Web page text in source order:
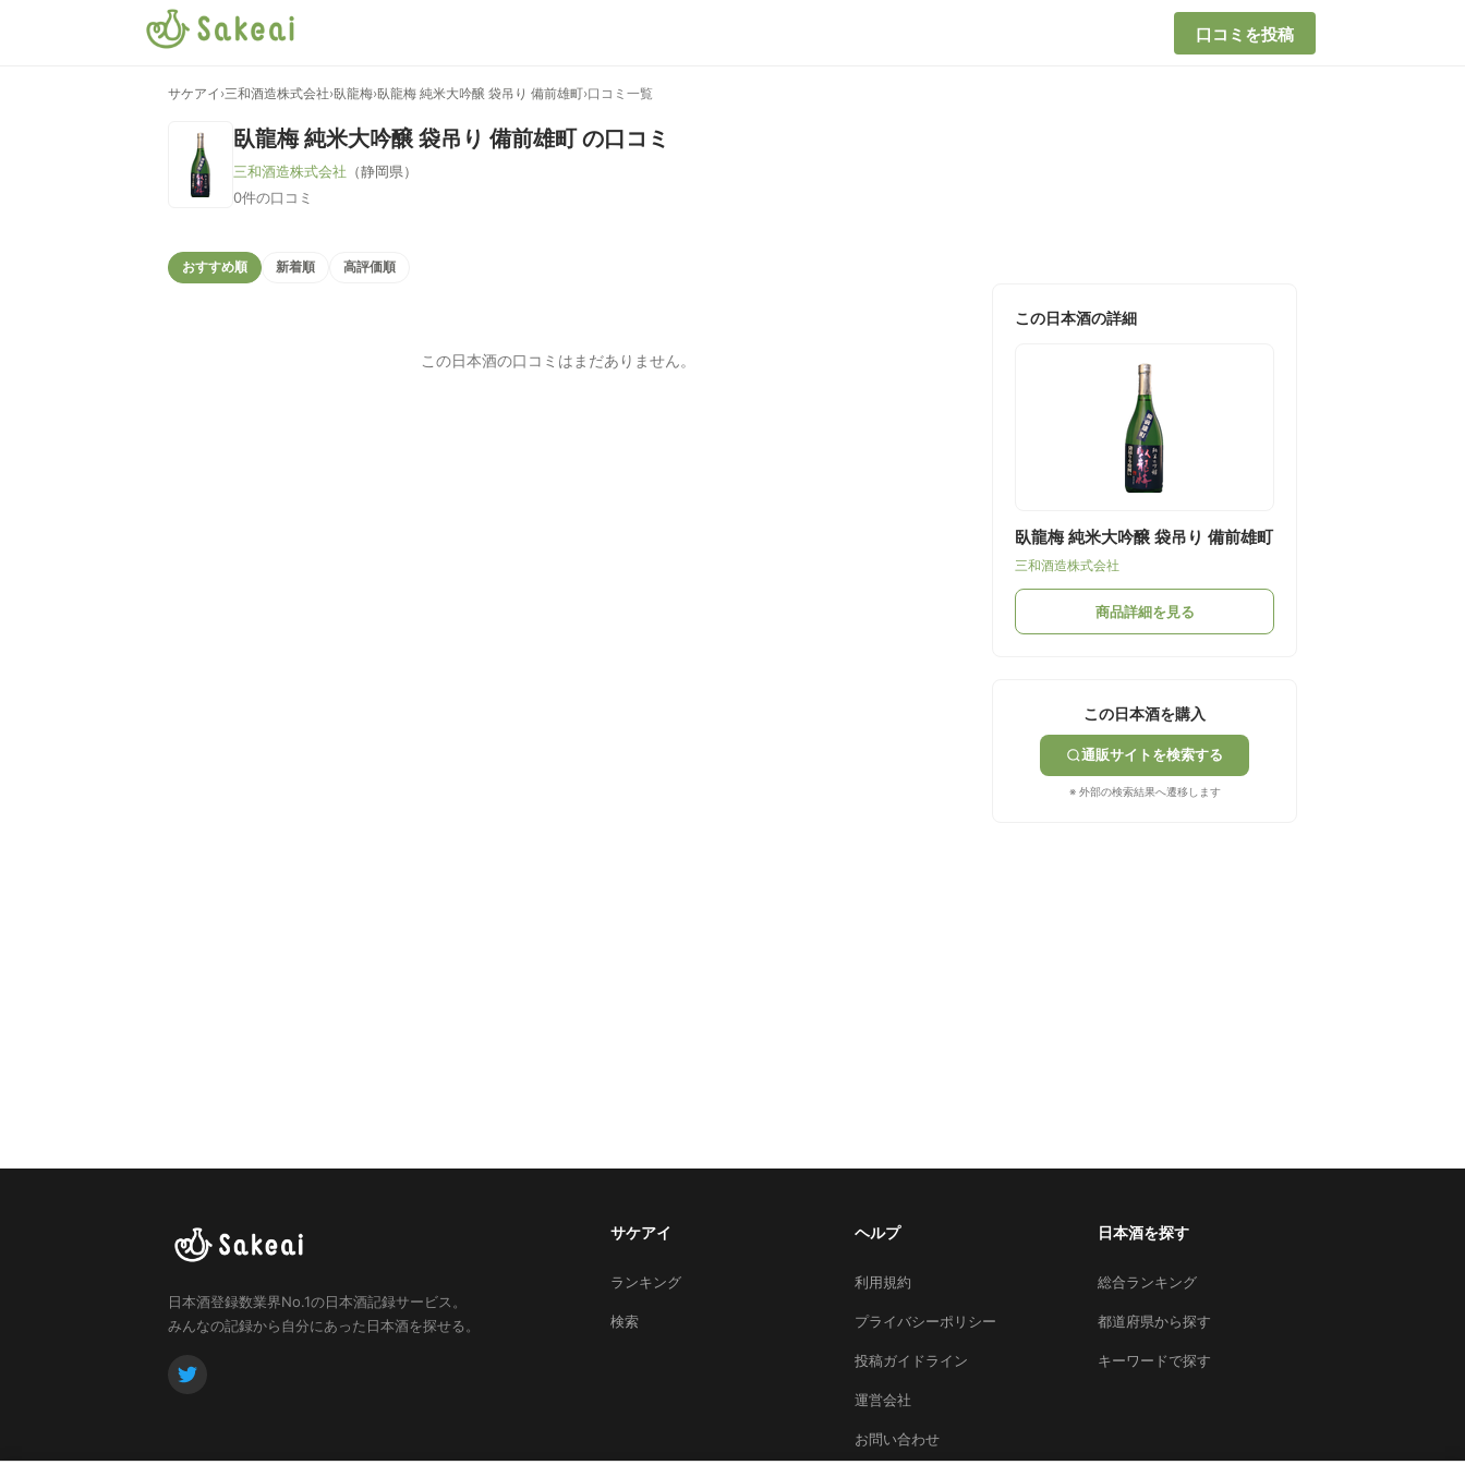
口コミを投稿
サケアイ ›三和酒造株式会社›臥龍梅›臥龍梅 純米大吟醸 袋吊り 備前雄町›口コミ一覧
臥龍梅 純米大吟醸 袋吊り 備前雄町の口コミ
三和酒造株式会社 （静岡県）
0件の口コミ
おすすめ順 新着順 高評価順
この日本酒の口コミはまだありません。
この日本酒の詳細
臥龍梅 純米大吟醸 袋吊り 備前雄町
三和酒造株式会社
商品詳細を見る
この日本酒を購入
通販サイトを検索する
※ 外部の検索結果へ遷移します
日本酒登録数業界No.1の日本酒記録サービス。
みんなの記録から自分にあった日本酒を探せる。
サケアイ
ランキング
検索
ヘルプ
利用規約
プライバシーポリシー
投稿ガイドライン
運営会社
お問い合わせ
日本酒を探す
総合ランキング
都道府県から探す
キーワードで探す